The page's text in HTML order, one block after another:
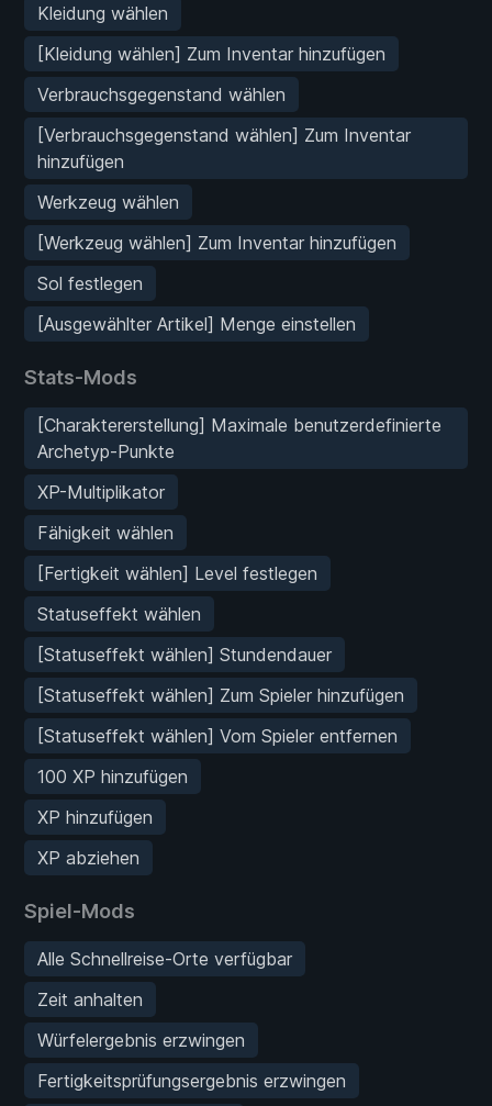
Kleidung wählen
[Kleidung wählen] Zum Inventar hinzufügen
Verbrauchsgegenstand wählen
[Verbrauchsgegenstand wählen] Zum Inventar
hinzufügen
Werkzeug wählen
[Werkzeug wählen] Zum Inventar hinzufügen
Sol festlegen
[Ausgewählter Artikel] Menge einstellen
Stats-Mods
[Charaktererstellung] Maximale benutzerdefinierte
Archetyp-Punkte
XP-Multiplikator
Fähigkeit wählen
[Fertigkeit wählen] Level festlegen
Statuseffekt wählen
[Statuseffekt wählen] Stundendauer
[Statuseffekt wählen] Zum Spieler hinzufügen
[Statuseffekt wählen] Vom Spieler entfernen
100 XP hinzufügen
XP hinzufügen
XP abziehen
Spiel-Mods
Alle Schnellreise-Orte verfügbar
Zeit anhalten
Würfelergebnis erzwingen
Fertigkeitsprüfungsergebnis erzwingen